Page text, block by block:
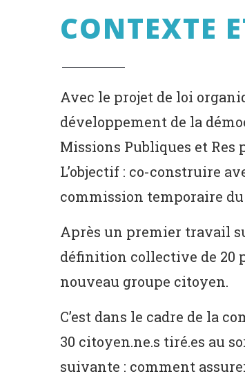
CONTEXTE
Avec le projet de loi
développement de la
Missions Publiques et
L’objectif : co-construire
commission temporaire du
Après un premier travail
définition collective de 20
nouveau groupe citoyen.
C’est dans le cadre de la
30 citoyen.ne.s tiré.es au
suivante : comment